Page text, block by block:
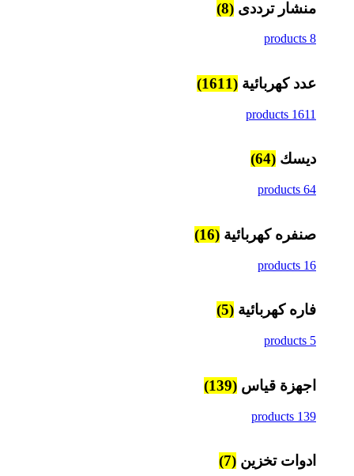
منشار ترددى (8)
8 products
عدد كهربائية (1611)
1611 products
ديسك (64)
64 products
صنفره كهربائية (16)
16 products
فاره كهربائية (5)
5 products
اجهزة قياس (139)
139 products
ادوات تخزين (7)